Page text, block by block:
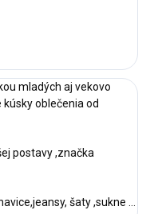
mladých aj vekovo
oblečenia od
postavy ,značka
šaty ,sukne ...